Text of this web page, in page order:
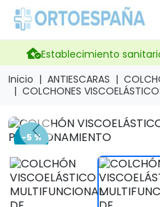
Establecimiento
Inicio
ANTIESCARAS
COLCHONES
-5 %Previous